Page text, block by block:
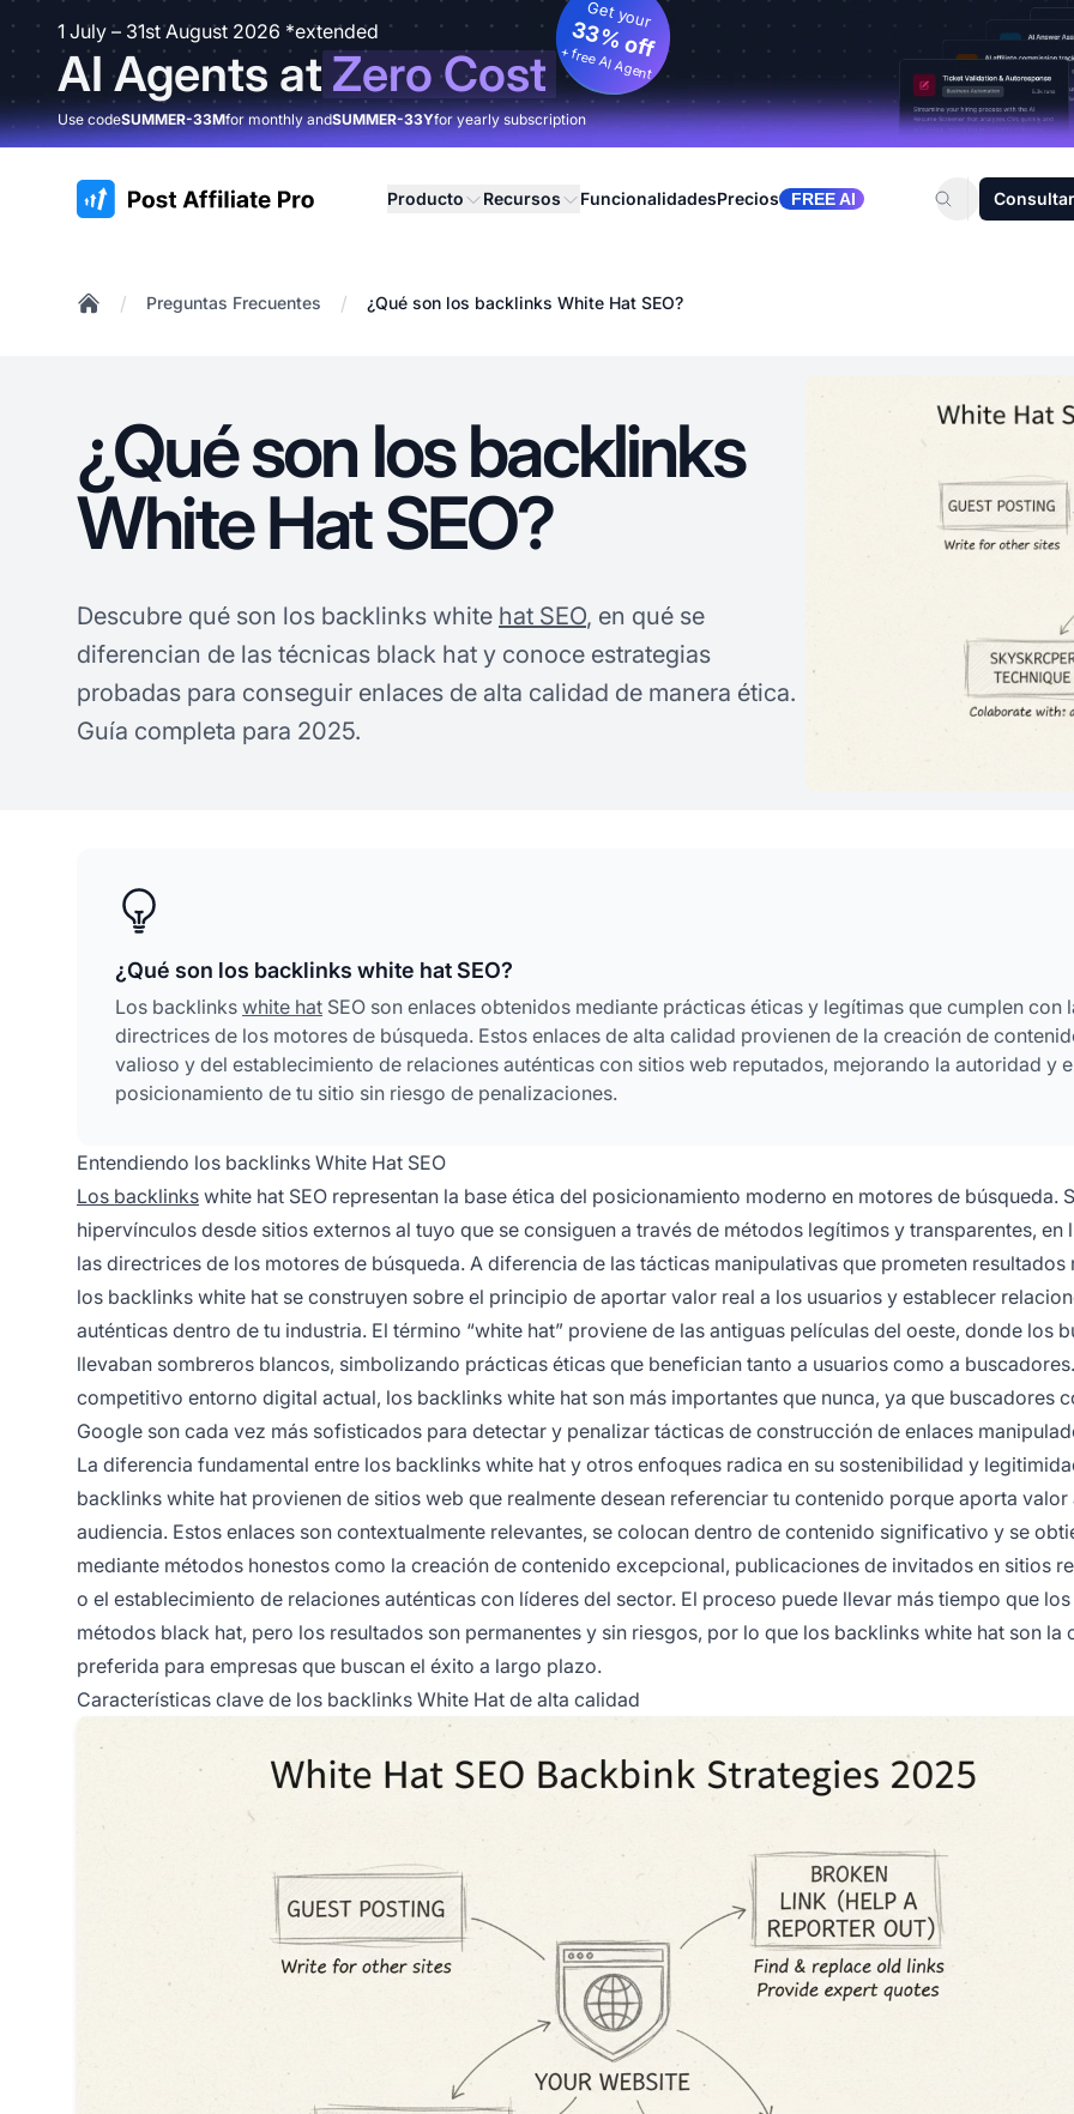
1 July – 31st August 2026 *extended
AI Agents atZero Cost
Get your
33% off
+ free AI Agent
Use codeSUMMER-33Mfor monthly andSUMMER-33Yfor yearly subscription
:site.title Producto Recursos FuncionalidadesPrecios FREE AI
/ Preguntas Frecuentes / ¿Qué son los backlinks White Hat SEO?
¿Qué son los backlinks
White Hat SEO?
Descubre qué son los backlinks white hat SEO, en qué se
diferencian de las técnicas black hat y conoce estrategias
probadas para conseguir enlaces de alta calidad de manera ética.
Guía completa para 2025.
¿Qué son los backlinks white hat SEO?
Los backlinks white hat SEO son enlaces obtenidos mediante prácticas éticas y legítimas que cumplen con
directrices de los motores de búsqueda. Estos enlaces de alta calidad provienen de la creación de
valioso y del establecimiento de relaciones auténticas con sitios web reputados, mejorando la autoridad y
posicionamiento de tu sitio sin riesgo de penalizaciones.
Entendiendo los backlinks White Hat SEO
Los backlinks white hat SEO representan la base ética del posicionamiento moderno en motores de búsqueda.
hipervínculos desde sitios externos al tuyo que se consiguen a través de métodos legítimos y transparentes, en
las directrices de los motores de búsqueda. A diferencia de las tácticas manipulativas que prometen resultados
los backlinks white hat se construyen sobre el principio de aportar valor real a los usuarios y establecer
auténticas dentro de tu industria. El término “white hat” proviene de las antiguas películas del oeste, donde los
llevaban sombreros blancos, simbolizando prácticas éticas que benefician tanto a usuarios como a
competitivo entorno digital actual, los backlinks white hat son más importantes que nunca, ya que buscadores
Google son cada vez más sofisticados para detectar y penalizar tácticas de construcción de enlaces
La diferencia fundamental entre los backlinks white hat y otros enfoques radica en su sostenibilidad y
backlinks white hat provienen de sitios web que realmente desean referenciar tu contenido porque aporta valor
audiencia. Estos enlaces son contextualmente relevantes, se colocan dentro de contenido significativo y se
mediante métodos honestos como la creación de contenido excepcional, publicaciones de invitados en sitios
o el establecimiento de relaciones auténticas con líderes del sector. El proceso puede llevar más tiempo que los
métodos black hat, pero los resultados son permanentes y sin riesgos, por lo que los backlinks white hat son la
preferida para empresas que buscan el éxito a largo plazo.
Características clave de los backlinks White Hat de alta calidad